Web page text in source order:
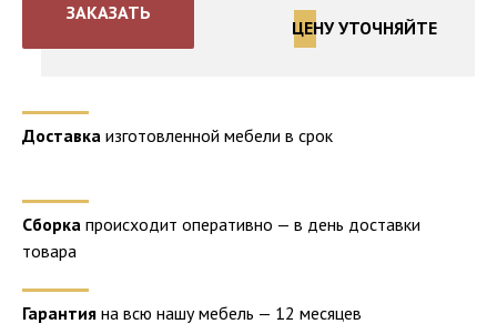
ЦЕНУ УТОЧНЯЙТЕ
ЗАКАЗАТЬ
Доставка изготовленной мебели в срок
Сборка происходит оперативно — в день доставки
товара
Гарантия на всю нашу мебель — 12 месяцев